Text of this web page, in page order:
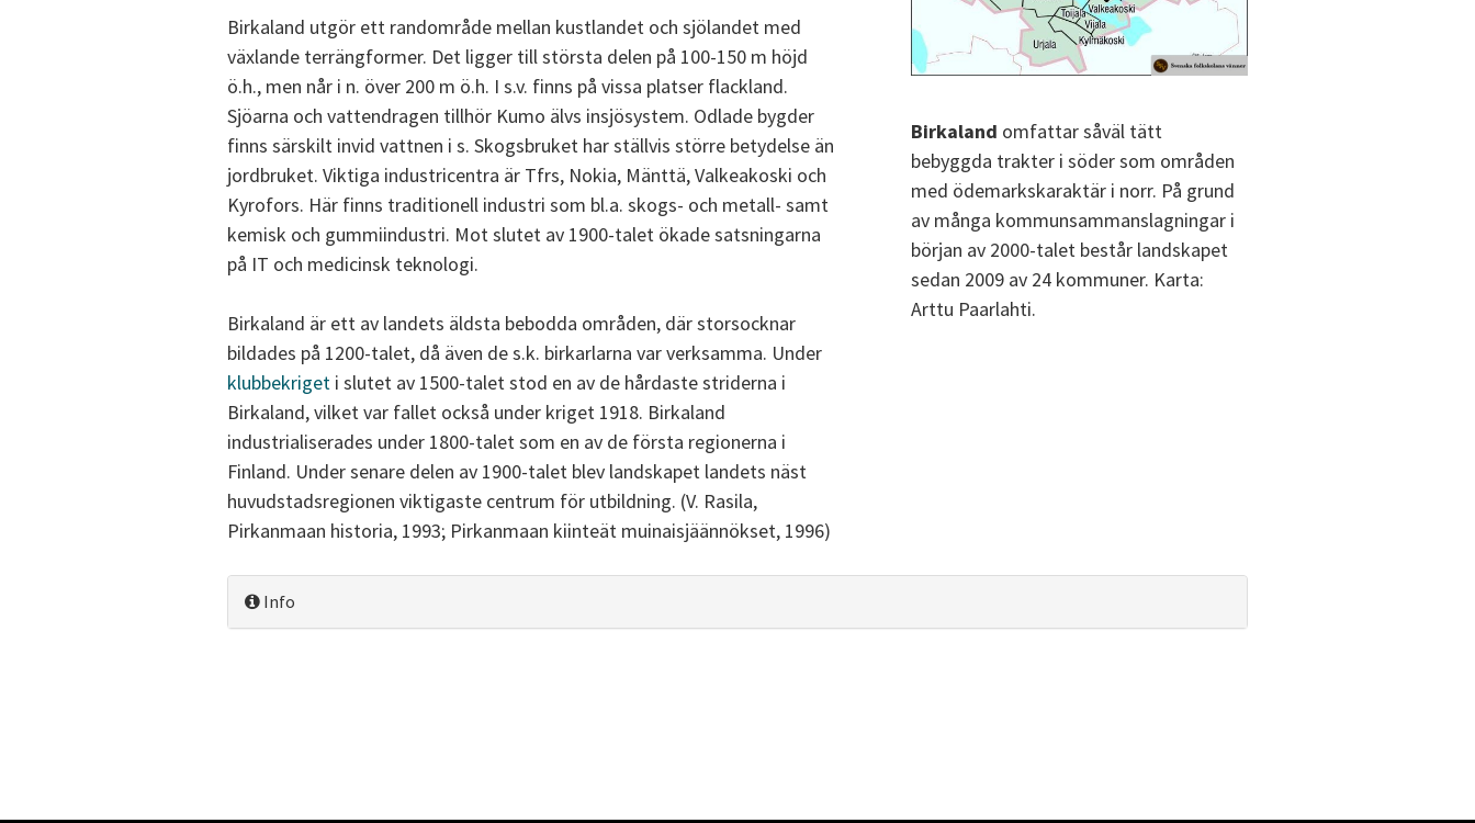
Birkaland utgör ett randområde mellan kustlandet och sjölandet med
växlande terrängformer. Det ligger till största delen på 100-150 m höjd
ö.h., men når i n. över 200 m ö.h. I s.v. finns på vissa platser flackland.
Sjöarna och vattendragen tillhör Kumo älvs insjösystem. Odlade bygder
finns särskilt invid vattnen i s. Skogsbruket har ställvis större betydelse än
jordbruket. Viktiga industricentra är Tfrs, Nokia, Mänttä, Valkeakoski och
Kyrofors. Här finns traditionell industri som bl.a. skogs- och metall- samt
kemisk och gummiindustri. Mot slutet av 1900-talet ökade satsningarna
på IT och medicinsk teknologi.
Birkaland är ett av landets äldsta bebodda områden, där storsocknar
bildades på 1200-talet, då även de s.k. birkarlarna var verksamma. Under
klubbekriget i slutet av 1500-talet stod en av de hårdaste striderna i
Birkaland, vilket var fallet också under kriget 1918. Birkaland
industrialiserades under 1800-talet som en av de första regionerna i
Finland. Under senare delen av 1900-talet blev landskapet landets näst
huvudstadsregionen viktigaste centrum för utbildning. (V. Rasila,
Pirkanmaan historia, 1993; Pirkanmaan kiinteät muinaisjäännökset, 1996)
Birkaland omfattar såväl tätt
bebyggda trakter i söder som områden
med ödemarkskaraktär i norr. På grund
av många kommunsammanslagningar i
början av 2000-talet består landskapet
sedan 2009 av 24 kommuner. Karta:
Arttu Paarlahti.
Info